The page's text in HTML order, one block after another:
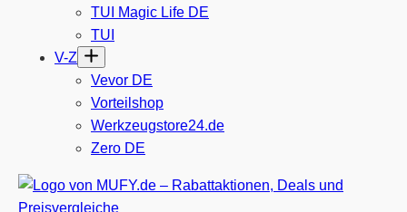
TUI Magic Life DE
TUI
V-Z
Vevor DE
Vorteilshop
Werkzeugstore24.de
Zero DE